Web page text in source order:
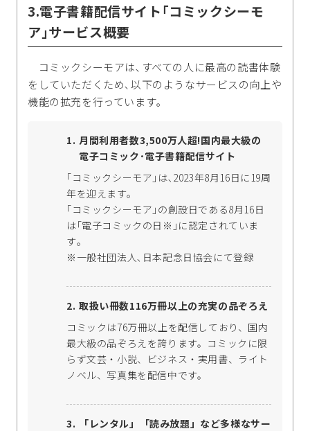
3.電子書籍配信サイト｢コミックシーモ
ア｣サービス概要
コミックシーモアは､すべての人に最高の読書体験
をしていただくため､以下のようなサービスの向上や
機能の拡充を行っています｡
月間利用者数3,500万人超!国内最大級の
電子コミック･電子書籍配信サイト
｢コミックシーモア｣は､2023年8月16日に19周
年を迎えます。
｢コミックシーモア｣の創設日である8月16日
は｢電子コミックの日※｣に認定されていま
す｡
※一般社団法人､日本記念日協会にて登録
取扱い冊数116万冊以上の充実の品ぞろえ
コミックは76万冊以上を配信しており、国内
最大級の品ぞろえを誇ります。コミックに限
らず文芸・小説、ビジネス・実用書、ライト
ノベル、写真集を配信中です。
「レンタル」「読み放題」など多様なサー